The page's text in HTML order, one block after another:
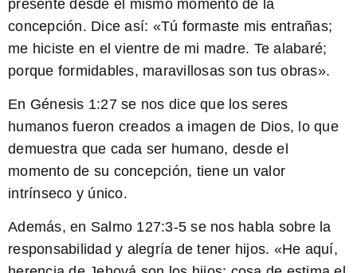
presente desde el mismo momento de la
concepción. Dice así: «Tú formaste mis entrañas;
me hiciste en el vientre de mi madre. Te alabaré;
porque formidables, maravillosas son tus obras».
En Génesis 1:27se nos dice que los seres
humanos fueron creados a imagen de Dios, lo que
demuestra que cada ser humano, desde el
momento de su concepción, tiene un valor
intrínseco y único.
Además, en Salmo 127:3-5 se nos habla sobre la
responsabilidad y alegría de tener hijos. «He aquí,